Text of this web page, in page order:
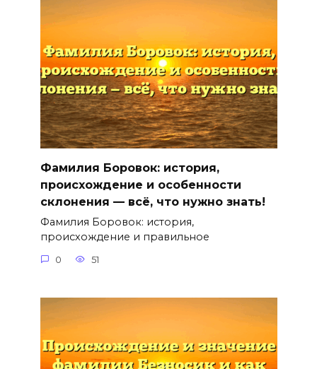
Фамилия Боровок: история,
происхождение и особенности
склонения — всё, что нужно знать!
Фамилия Боровок: история,
происхождение и правильное
0 51